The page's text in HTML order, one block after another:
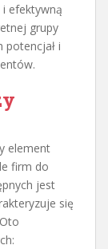
efektywną
grupy
potencjał i
element
firm do
jest
się